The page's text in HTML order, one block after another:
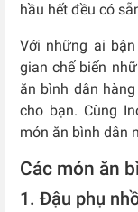
hầu hết đều có
Với những ai
gian chế biến
ăn bình dân
cho bạn. Cùng
món ăn bình dân
Các món ăn
1. Đậu phụ